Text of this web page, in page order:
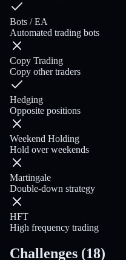
Bots / EA
Automated trading bots
Copy Trading
Copy other traders
Hedging
Opposite positions
Weekend Holding
Hold over weekends
Martingale
Double-down strategy
HFT
High frequency trading
Challenges (18)